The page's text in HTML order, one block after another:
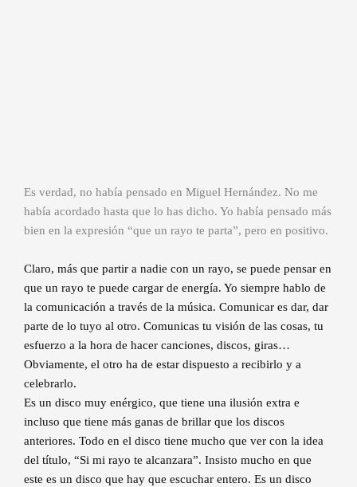
Es verdad, no había pensado en Miguel Hernández. No me
había acordado hasta que lo has dicho. Yo había pensado más
bien en la expresión “que un rayo te parta”, pero en positivo.
Claro, más que partir a nadie con un rayo, se puede pensar en
que un rayo te puede cargar de energía. Yo siempre hablo de
la comunicación a través de la música. Comunicar es dar, dar
parte de lo tuyo al otro. Comunicas tu visión de las cosas, tu
esfuerzo a la hora de hacer canciones, discos, giras…
Obviamente, el otro ha de estar dispuesto a recibirlo y a
celebrarlo.
Es un disco muy enérgico, que tiene una ilusión extra e
incluso que tiene más ganas de brillar que los discos
anteriores. Todo en el disco tiene mucho que ver con la idea
del título, “Si mi rayo te alcanzara”. Insisto mucho en que
este es un disco que hay que escuchar entero. Es un disco